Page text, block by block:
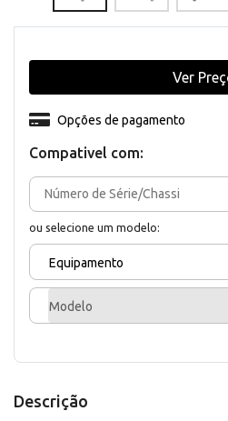
Compativel com:
ou selecione um modelo:
Equipamento
Modelo
Opções de pagamento
Ver
Descrição